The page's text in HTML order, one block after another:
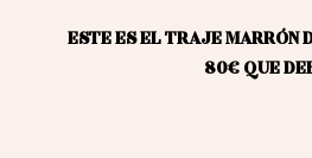
ESTE ES EL TRAJE MARRÓN
80€ QUE